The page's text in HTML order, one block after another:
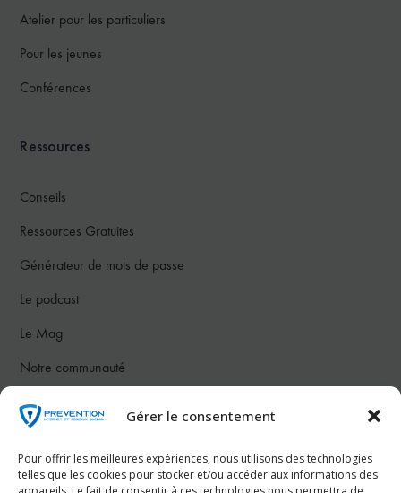
Gérer le consentement
Pour offrir les meilleures expériences, nous utilisons des technologies
telles que les cookies pour stocker et/ou accéder aux informations des
Atelier pour les particuliers
Pour les jeunes
Conférences
Ressources
Conseils
Ressources Gratuites
Générateur de mots de passe
Le podcast
Le Mag
Notre communauté
Nous contacter
Téléphone :07 78 26 50 83